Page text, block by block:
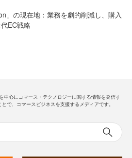
」の現在地：業務を劇的削減し、購入
EC戦略
中心にコマース・テクノロジーに関する情報を発信す
とで、コマースビジネスを支援するメディアです。